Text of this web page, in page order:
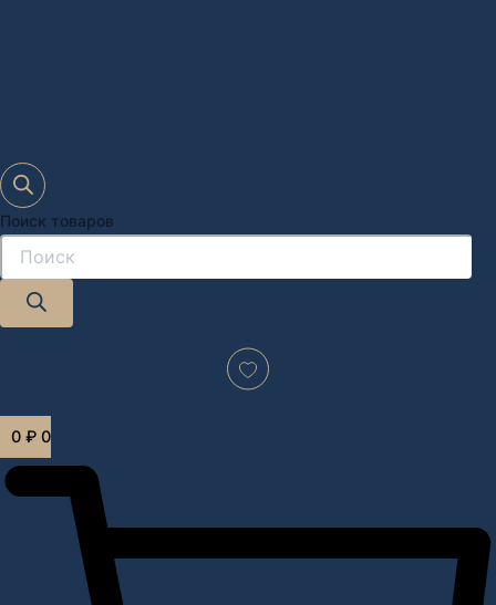
Поиск товаров
0 ₽ 0
Дизайн-проект "под ключ" в Москве